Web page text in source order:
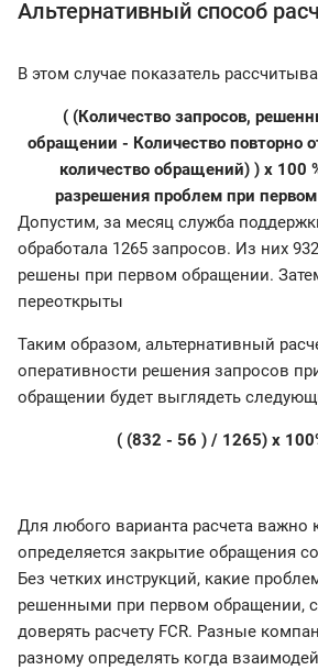
Альтернативный способ
В этом случае показатель
( (Количество запросов,
обращении - Количество повторно
количество обращений) ) x 100
разрешения проблем при
Допустим, за месяц служба
обработала 1265 запросов. Из них
решены при первом обращении.
переоткрыты
Таким образом, альтернативный
оперативности решения запросов
обращении будет выглядеть
( (832 - 56 ) / 1265) x
Для любого варианта расчета важно
определяется закрытие обращения
Без четких инструкций, какие
решенными при первом обращении,
доверять расчету FCR. Разные
разному определять когда